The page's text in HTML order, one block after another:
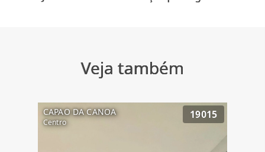
Veja também
CAPAO DA CANOA
Centro
19015